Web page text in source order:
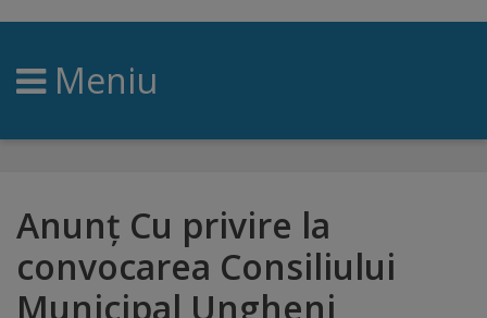
generală
Simbolurile
brand
Orașe
înfrățite
Meniu
Anunț Cu privire la
convocarea Consiliului
Municipal Ungheni